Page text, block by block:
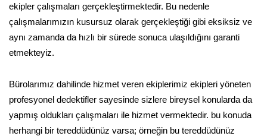
ekipler çalışmaları gerçekleştirmektedir. Bu nedenle
çalışmalarımızın kusursuz olarak gerçekleştiği gibi eksiksiz ve
aynı zamanda da hızlı bir sürede sonuca ulaşıldığını garanti
etmekteyiz.
Bürolarımız dahilinde hizmet veren ekiplerimiz ekipleri yöneten
profesyonel dedektifler sayesinde sizlere bireysel konularda da
yapmış oldukları çalışmaları ile hizmet vermektedir. bu konuda
herhangi bir tereddüdünüz varsa; örneğin bu tereddüdünüz